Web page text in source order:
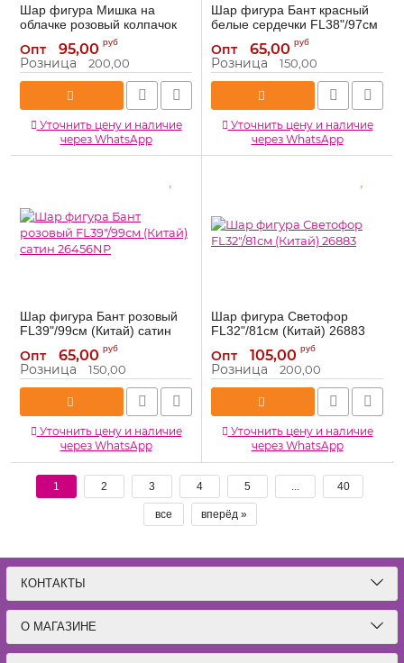
Шар фигура Мишка на
облачке розовый колпачок
FL48"/122см (Китай) 27772
Артикул: 27772
Опт 95,00 руб
Розница 200,00
Уточнить цену и наличие
через WhatsApp
Шар фигура Бант красный
белые сердечки FL38"/97см
Артикул: 27783
Опт 65,00 руб
Розница 150,00
Уточнить цену и наличие
через WhatsApp
Шар фигура Бант розовый
FL39"/99см (Китай) сатин
Артикул: 26456NP
Опт 65,00 руб
Розница 150,00
Уточнить цену и наличие
через WhatsApp
Шар фигура Светофор
FL32"/81см (Китай) 26883
Артикул: 26883
Опт 105,00 руб
Розница 200,00
Уточнить цену и наличие
через WhatsApp
1 2 3 4 5 ... 40
все вперёд »
КОНТАКТЫ
О МАГАЗИНЕ